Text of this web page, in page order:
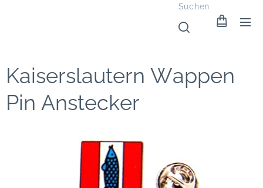
Suchen
Kaiserslautern Wappen
Pin Anstecker